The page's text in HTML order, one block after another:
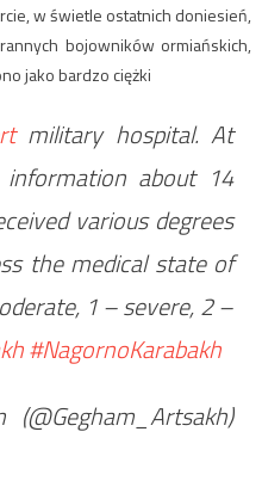
w świetle ostatnich doniesień,
bojowników ormiańskich,
jako bardzo ciężki
military hospital. At
about 14
various degrees
the medical state of
1 – severe, 2 –
#NagornoKarabakh